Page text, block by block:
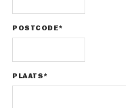
POSTCODE*
PLAATS*